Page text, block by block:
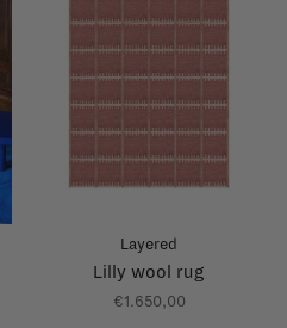
Layered
Lilly wool rug
€1.650,00